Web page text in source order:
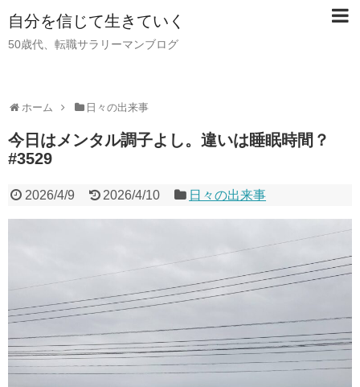
自分を信じて生きていく
50歳代、転職サラリーマンブログ
ホーム 日々の出来事
今日はメンタル調子よし。違いは睡眠時間？
#3529
2026/4/9 2026/4/10 日々の出来事